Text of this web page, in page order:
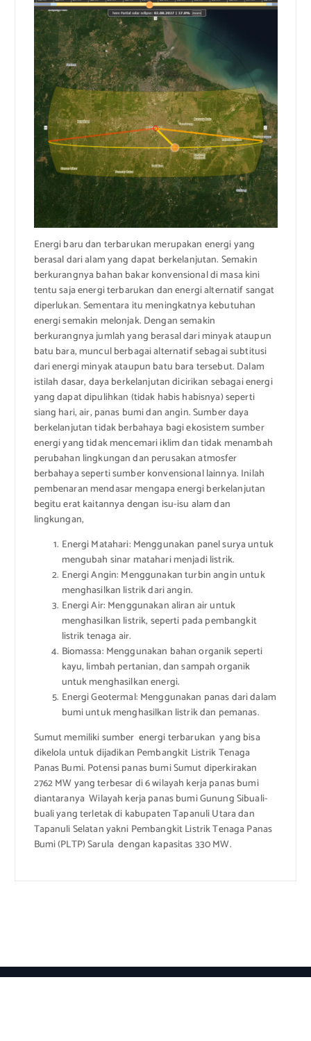
Energi baru dan terbarukan merupakan energi yang
berasal dari alam yang dapat berkelanjutan. Semakin
berkurangnya bahan bakar konvensional di masa kini
tentu saja energi terbarukan dan energi alternatif sangat
diperlukan. Sementara itu meningkatnya kebutuhan
energi semakin melonjak. Dengan semakin
berkurangnya jumlah yang berasal dari minyak ataupun
batu bara, muncul berbagai alternatif sebagai subtitusi
dari energi minyak ataupun batu bara tersebut. Dalam
istilah dasar, daya berkelanjutan dicirikan sebagai energi
yang dapat dipulihkan (tidak habis habisnya) seperti
siang hari, air, panas bumi dan angin. Sumber daya
berkelanjutan tidak berbahaya bagi ekosistem sumber
energi yang tidak mencemari iklim dan tidak menambah
perubahan lingkungan dan perusakan atmosfer
berbahaya seperti sumber konvensional lainnya. Inilah
pembenaran mendasar mengapa energi berkelanjutan
begitu erat kaitannya dengan isu-isu alam dan
lingkungan,
Energi Matahari: Menggunakan panel surya untuk
mengubah sinar matahari menjadi listrik.
Energi Angin: Menggunakan turbin angin untuk
menghasilkan listrik dari angin.
Energi Air: Menggunakan aliran air untuk
menghasilkan listrik, seperti pada pembangkit
listrik tenaga air.
Biomassa: Menggunakan bahan organik seperti
kayu, limbah pertanian, dan sampah organik
untuk menghasilkan energi.
Energi Geotermal: Menggunakan panas dari dalam
bumi untuk menghasilkan listrik dan pemanas.
Sumut memiliki sumber energi terbarukan yang bisa
dikelola untuk dijadikan Pembangkit Listrik Tenaga
Panas Bumi. Potensi panas bumi Sumut diperkirakan
2762 MW yang terbesar di 6 wilayah kerja panas bumi
diantaranya Wilayah kerja panas bumi Gunung Sibuali-
buali yang terletak di kabupaten Tapanuli Utara dan
Tapanuli Selatan yakni Pembangkit Listrik Tenaga Panas
Bumi (PLTP) Sarula dengan kapasitas 330 MW.